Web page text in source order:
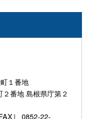
１番地
２番地 島根県庁第２
］ 0852-22-